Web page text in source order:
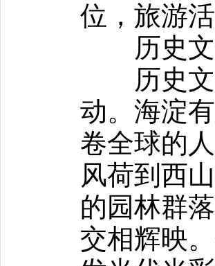
位，旅游
历史文
历史文
动。海淀
卷全球的
风荷到西
的园林群
交相辉映